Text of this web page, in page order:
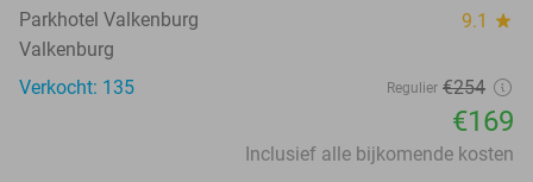
Parkhotel Valkenburg 9.1 star
Valkenburg
Verkocht: 135
Regulier €254
€169
Inclusief alle bijkomende kosten